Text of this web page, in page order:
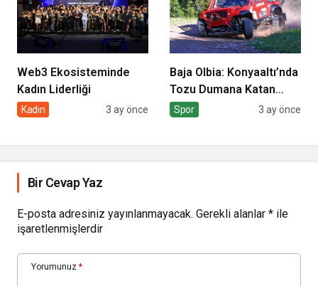
Web3 Ekosisteminde
Kadın Liderliği
Kadın 3 ay önce
Baja Olbia: Konyaaltı’nda
Tozu Dumana Katan
Mücadele
Spor 3 ay önce
Bir Cevap Yaz
E-posta adresiniz yayınlanmayacak. Gerekli alanlar * ile
işaretlenmişlerdir
Yorumunuz *